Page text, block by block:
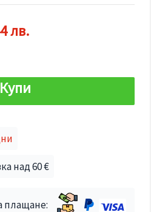
лв.
Купи
над 60 €
плащане: